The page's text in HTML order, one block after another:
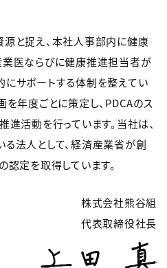
と捉え、本社人事部内に健康
医ならびに健康推進担当者が
サポートする体制を整えてい
を年度ごとに策定し、PDCAのス
進活動を行っています。当社は、
法人として、経済産業省が創
認定を取得しています。
株式会社熊谷組
代表取締役社長